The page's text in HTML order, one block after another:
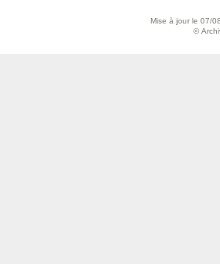
Mise à jour le 07/
©